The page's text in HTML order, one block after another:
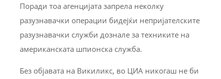
Поради тоа агенцијата запрела неколку
разузнавачки операции бидејќи непријателските
разузнавачки служби дознале за техниките на
американската шпионска служба.
Без објавата на Викиликс, во ЦИА никогаш не би